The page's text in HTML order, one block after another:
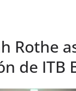
Rothe
de ITB